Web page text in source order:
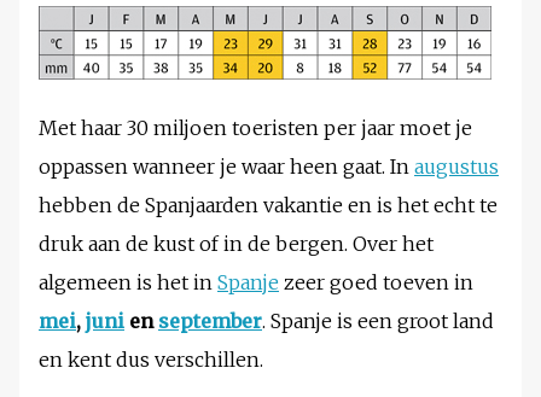
Met haar 30 miljoen toeristen per jaar moet je
oppassen wanneer je waar heen gaat. In augustus
hebben de Spanjaarden vakantie en is het echt te
druk aan de kust of in de bergen. Over het
algemeen is het in Spanje zeer goed toeven in
mei, juni en september. Spanje is een groot land
en kent dus verschillen.